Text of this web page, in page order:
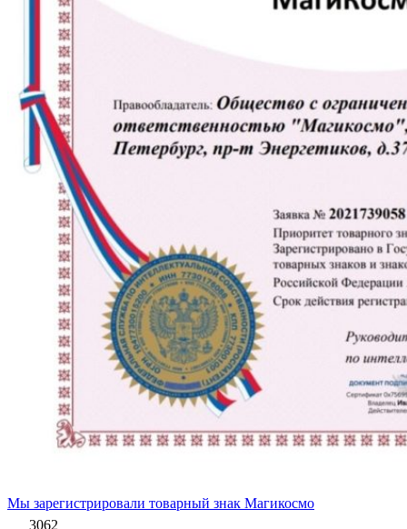
Мы зарегистрировали товарный знак Магикосмо
3062